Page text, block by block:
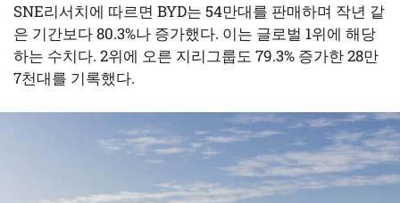
SNE리서치에 따르면 BYD는 54만대를 판매하며 작년 같
은 기간보다 80.3%나 증가했다. 이는 글로벌 1위에 해당
하는 수치다. 2위에 오른 지리그룹도 79.3% 증가한 28만
7천대를 기록했다.